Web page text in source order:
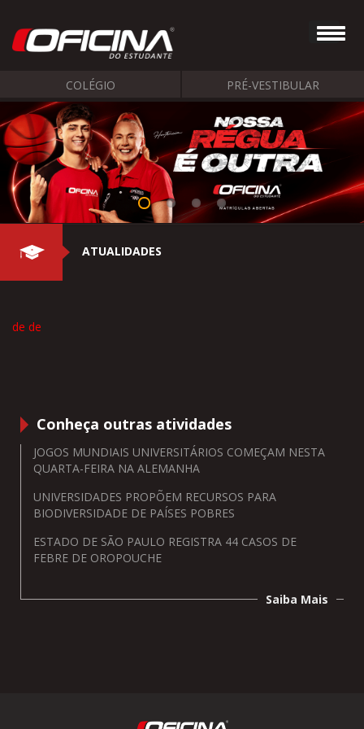
COLÉGIO PRÉ-VESTIBULAR
ATUALIDADES
de de
Conheça outras atividades
JOGOS MUNDIAIS UNIVERSITÁRIOS COMEÇAM NESTA
QUARTA-FEIRA NA ALEMANHA
UNIVERSIDADES PROPÕEM RECURSOS PARA
BIODIVERSIDADE DE PAÍSES POBRES
ESTADO DE SÃO PAULO REGISTRA 44 CASOS DE
FEBRE DE OROPOUCHE
Saiba Mais